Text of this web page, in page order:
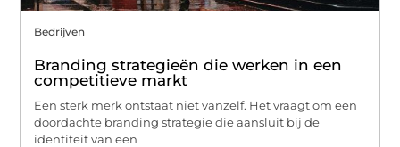
Bedrijven
Branding strategieën die werken in een
competitieve markt
Een sterk merk ontstaat niet vanzelf. Het vraagt om een
doordachte branding strategie die aansluit bij de
identiteit van een